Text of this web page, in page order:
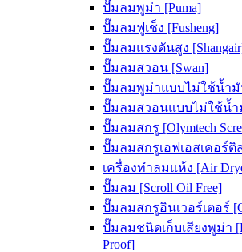
ปั๊มลมพูม่า [Puma]
ปั๊มลมฟูเช็ง [Fusheng]
ปั๊มลมแรงดันสูง
ปั๊มลมสวอน [Swan]
ปั๊มลมพูม่าแบบไม่ใช้น้ำมัน
ปั๊มลมสวอนแบบไม่ใช้น้ำมั
ปั๊มลมสกรู [Olymtech
ปั๊มลมสกรูเอฟเอสเคอร์ติ
เครื่องทำลมแห้ง [Air
ปั๊มลม [Scroll Oil Free]
ปั๊มลมสกรูอินเวอร์เตอร์
ปั๊มลมชนิดเก็บเสียงพูม่า
Proof]